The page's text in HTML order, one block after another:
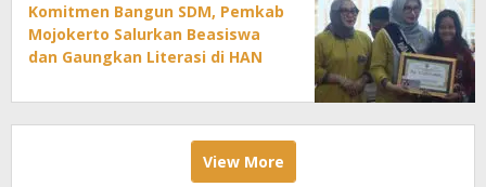
Komitmen Bangun SDM, Pemkab
Mojokerto Salurkan Beasiswa
dan Gaungkan Literasi di HAN
View More